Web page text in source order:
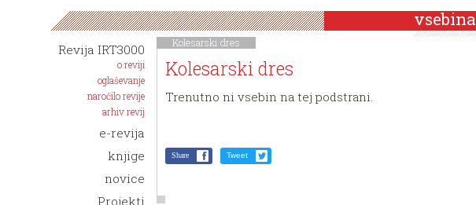
Revija IRT3000
o reviji
oglaševanje
naročilo revije
arhiv revij
e-revija
knjige
novice
Projekti
vsebina
Kolesarski dres
Kolesarski dres
Trenutno ni vsebin na tej podstrani.
Share Tweet